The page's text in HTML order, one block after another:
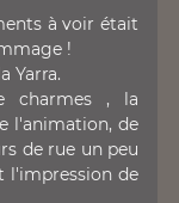
à voir était
!
Yarra.
charmes , la
l'animation, de
de rue un peu
l'impression de